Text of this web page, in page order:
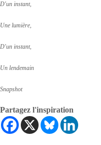
D'un instant,
Une lumière,
D'un instant,
Un lendemain
Snapshot
Partagez l'inspiration